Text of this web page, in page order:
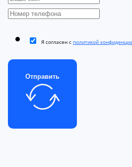
Я согласен с политикой
Отправить